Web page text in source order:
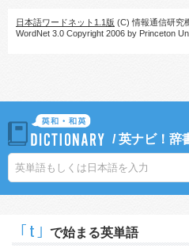
日本語ワードネット1.1版 (C) 情報通信研究
WordNet 3.0 Copyright 2006 by Princeton
/英ナビ！辞
｢t｣ で始まる英単語